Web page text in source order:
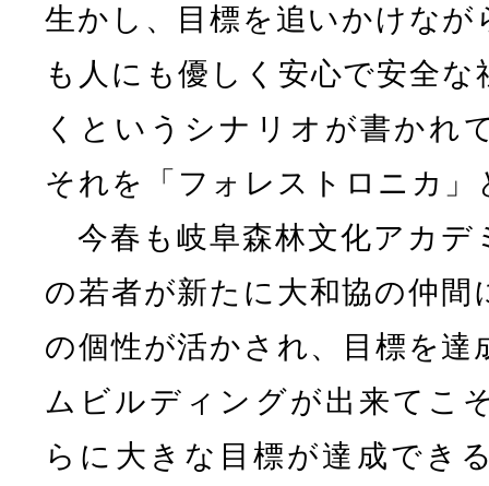
生かし、目標を追いかけなが
も人にも優しく安心で安全
くというシナリオが書かれ
それを「フォレストロニカ」
今春も岐阜森林文化アカデ
の若者が新たに大和協の仲
の個性が活かされ、目標を
ムビルディングが出来てこ
らに大きな目標が達成でき